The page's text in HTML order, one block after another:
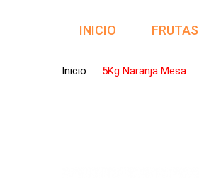
INICIO FRUTAS
Inicio 5Kg Naranja Mesa